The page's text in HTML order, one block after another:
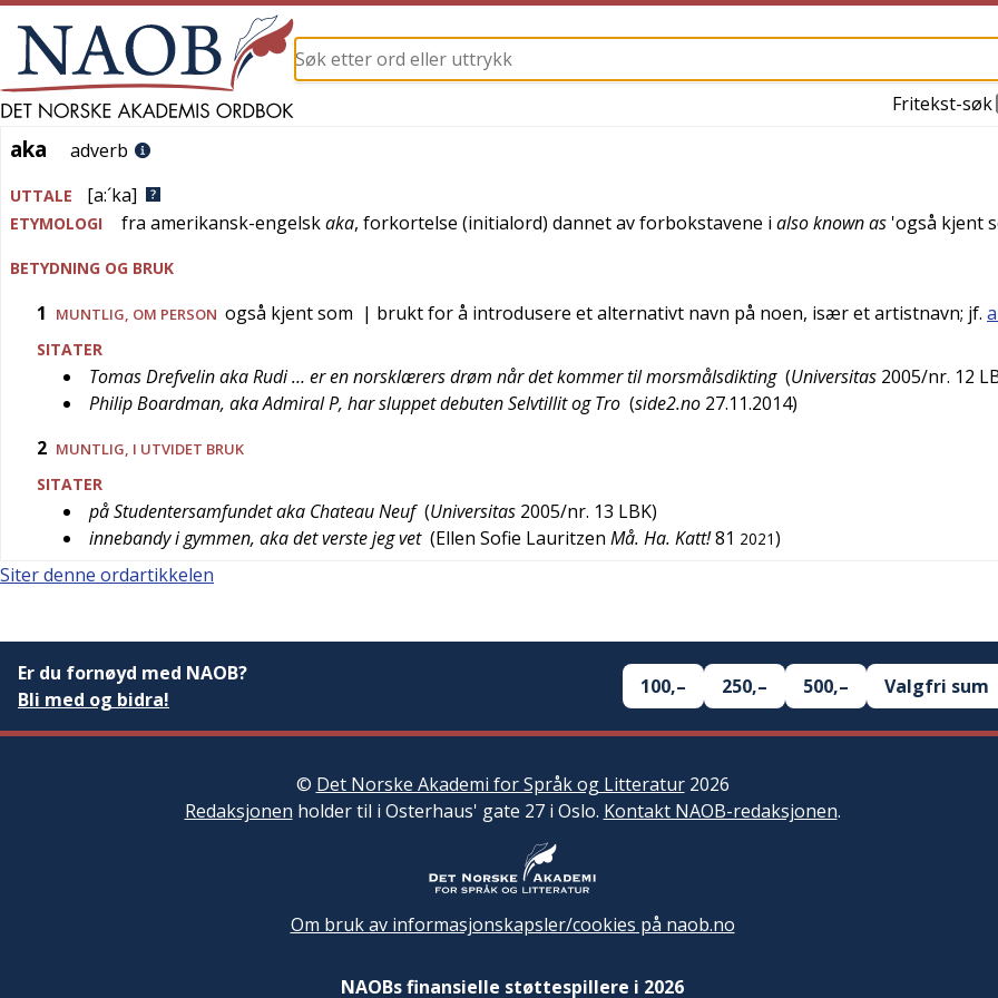
Fritekst-søk
aka
aka adverb
UTTALE [a:´ka]
ETYMOLOGI fra amerikansk-engelskaka, forkortelse (initialord) dannet av forbokstavene i also known as 'også kjent
BETYDNING OG BRUK
1 MUNTLIG , OM PERSON også kjent som | brukt for å introdusere et alternativt navn på noen, især et artistnavn; jf.
SITATER
Tomas Drefvelin aka Rudi … er en norsklærers drøm når det kommer til morsmålsdikting (Universitas 2005/nr. 12
Philip Boardman, aka Admiral P, har sluppet debuten Selvtillit og Tro (side2.no 27.11.2014)
2 MUNTLIG , I UTVIDET BRUK
SITATER
på Studentersamfundet aka Chateau Neuf (Universitas 2005/nr. 13 LBK)
innebandy i gymmen, aka det verste jeg vet (Ellen Sofie Lauritzen Må. Ha. Katt!81 2021)
Siter denne ordartikkelen
Er du fornøyd med NAOB?
Bli med og bidra!
100,– 250,– 500,– Valgfri sum
© Det Norske Akademi for Språk og Litteratur2026
Redaksjonen holder til i Osterhaus' gate 27 i Oslo. Kontakt NAOB-redaksjonen.
Om bruk av informasjonskapsler/cookies på naob.no
NAOBs finansielle støttespillere i 2026